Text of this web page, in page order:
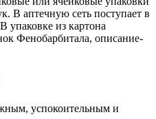
В аптечную сеть поступает в
упаковке из картона
Фенобарбитала, описание-
успокоительным и